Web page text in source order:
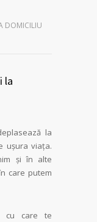
DOMICILIU
la
la
ușura viața.
și în alte
care putem
cu care te